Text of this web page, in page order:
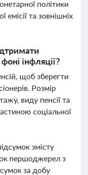
політики
та зовнішніх
інфляції?
щоб зберегти
Розмір
виду пенсії та
соціальної
змісту
першоджерел з
за добу